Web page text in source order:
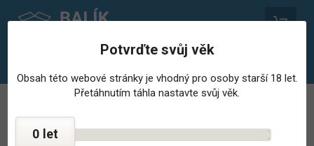
PROVOZOVNA STŘEDISKA HOSPODÁŘSKÉ ČINNNOSTI
KONTAKT
Potvrďte svůj věk
Obsah této webové stránky je vhodný pro osoby starší 18 let.
Přetáhnutím táhla nastavte svůj věk.
0